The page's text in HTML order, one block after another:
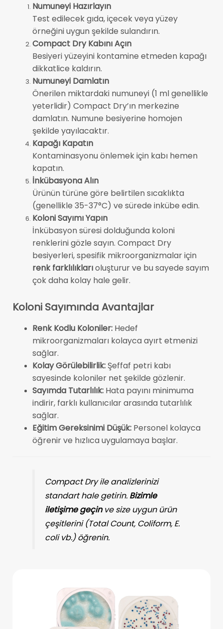
Numuneyi Hazırlayın
Test edilecek gıda, içecek veya yüzey
örneğini uygun şekilde sulandırın.
Compact Dry Kabını Açın
Besiyeri yüzeyini kontamine etmeden kapağı
dikkatlice kaldırın.
Numuneyi Damlatın
Önerilen miktardaki numuneyi (1 ml genellikle
yeterlidir) Compact Dry’ın merkezine
damlatın. Numune besiyerine homojen
şekilde yayılacaktır.
Kapağı Kapatın
Kontaminasyonu önlemek için kabı hemen
kapatın.
İnkübasyona Alın
Ürünün türüne göre belirtilen sıcaklıkta
(genellikle 35-37°C) ve sürede inkübe edin.
Koloni Sayımı Yapın
İnkübasyon süresi dolduğunda koloni
renklerini gözle sayın. Compact Dry
besiyerleri, spesifik mikroorganizmalar için
renk farklılıklarıoluşturur ve bu sayede sayım
çok daha kolay hale gelir.
Koloni Sayımında Avantajlar
Renk Kodlu Koloniler: Hedef
mikroorganizmaları kolayca ayırt etmenizi
sağlar.
Kolay Görülebilirlik: Şeffaf petri kabı
sayesinde koloniler net şekilde gözlenir.
Sayımda Tutarlılık: Hata payını minimuma
indirir, farklı kullanıcılar arasında tutarlılık
sağlar.
Eğitim Gereksinimi Düşük: Personel kolayca
öğrenir ve hızlıca uygulamaya başlar.
Compact Dry ile analizlerinizi
standart hale getirin. Bizimle
iletişime geçinve size uygun ürün
çeşitlerini (Total Count, Coliform, E.
coli vb.) öğrenin.